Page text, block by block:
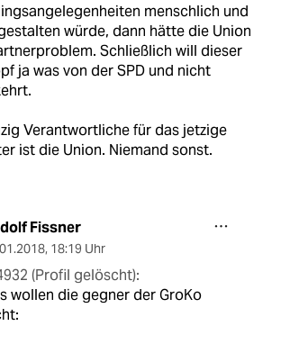
menschlich und
würde, dann hätte die Union
Schließlich will dieser
ja was von der SPD und nicht
Verantwortliche für das jetzige
ist die Union. Niemand sonst.
Fissner
, 18:19 Uhr
(Profil gelöscht):
wollen die gegner der GroKo